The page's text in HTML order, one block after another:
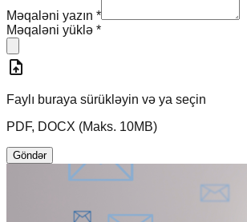
Məqaləni yazın *
Məqaləni yüklə *
upload_file
Faylı buraya sürükləyin və ya seçin
PDF, DOCX (Maks. 10MB)
Göndər